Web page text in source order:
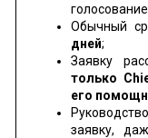
Обычный
дней;
Заявку
только
его
заявку,